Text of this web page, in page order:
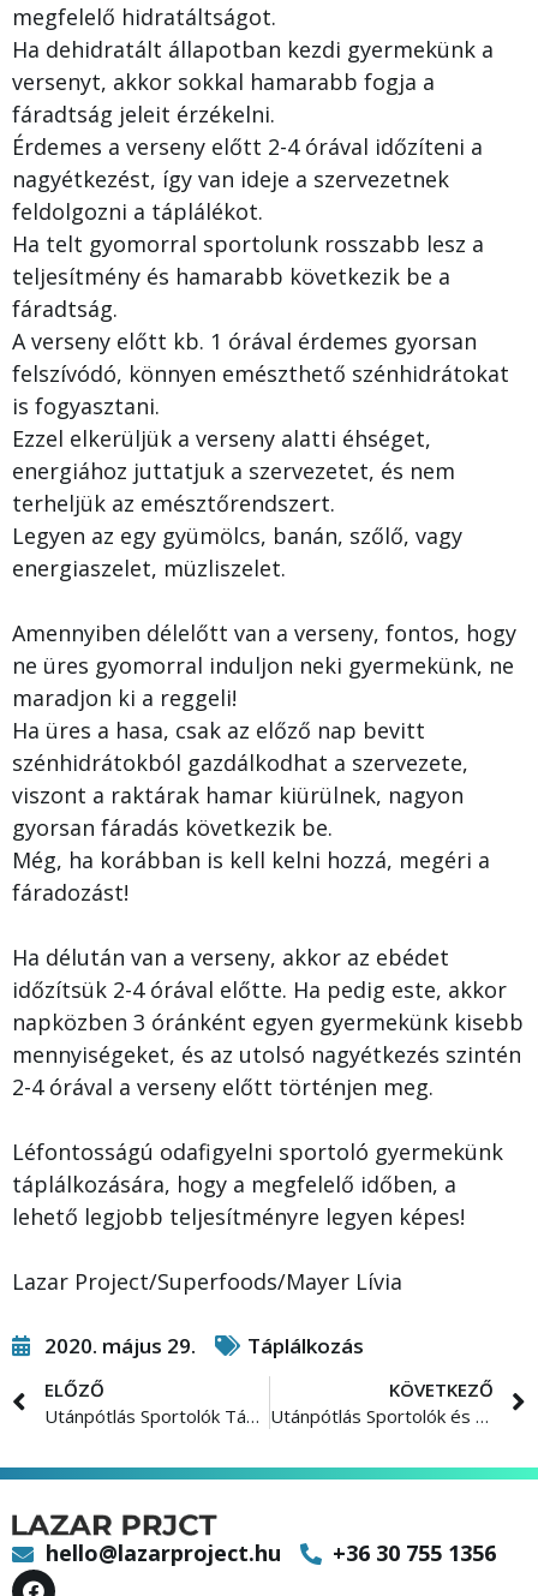
megfelelő hidratáltságot.
Ha dehidratált állapotban kezdi gyermekünk a
versenyt, akkor sokkal hamarabb fogja a
fáradtság jeleit érzékelni.
Érdemes a verseny előtt 2-4 órával időzíteni a
nagyétkezést, így van ideje a szervezetnek
feldolgozni a táplálékot.
Ha telt gyomorral sportolunk rosszabb lesz a
teljesítmény és hamarabb következik be a
fáradtság.
A verseny előtt kb. 1 órával érdemes gyorsan
felszívódó, könnyen emészthető szénhidrátokat
is fogyasztani.
Ezzel elkerüljük a verseny alatti éhséget,
energiához juttatjuk a szervezetet, és nem
terheljük az emésztőrendszert.
Legyen az egy gyümölcs, banán, szőlő, vagy
energiaszelet, müzliszelet.
Amennyiben délelőtt van a verseny, fontos, hogy
ne üres gyomorral induljon neki gyermekünk, ne
maradjon ki a reggeli!
Ha üres a hasa, csak az előző nap bevitt
szénhidrátokból gazdálkodhat a szervezete,
viszont a raktárak hamar kiürülnek, nagyon
gyorsan fáradás következik be.
Még, ha korábban is kell kelni hozzá, megéri a
fáradozást!
Ha délután van a verseny, akkor az ebédet
időzítsük 2-4 órával előtte. Ha pedig este, akkor
napközben 3 óránként egyen gyermekünk kisebb
mennyiségeket, és az utolsó nagyétkezés szintén
2-4 órával a verseny előtt történjen meg.
Léfontosságú odafigyelni sportoló gyermekünk
táplálkozására, hogy a megfelelő időben, a
lehető legjobb teljesítményre legyen képes!
Lazar Project/Superfoods/Mayer Lívia
2020. május 29. Táplálkozás
ELŐZŐ
Utánpótlás Sportolók Táplálkozása /Karantén/ 3. rész
KÖVETKEZŐ
Utánpótlás Sportolók és a /hozzáadott/ cukor
hello@lazarproject.hu +36 30 755 1356